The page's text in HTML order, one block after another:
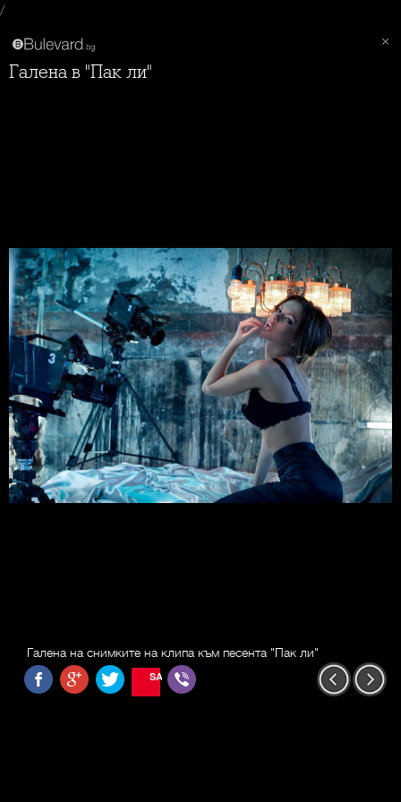
/
Галена в "Пак ли"
Галена на снимките на клипа към песента "Пак ли"
SAVE